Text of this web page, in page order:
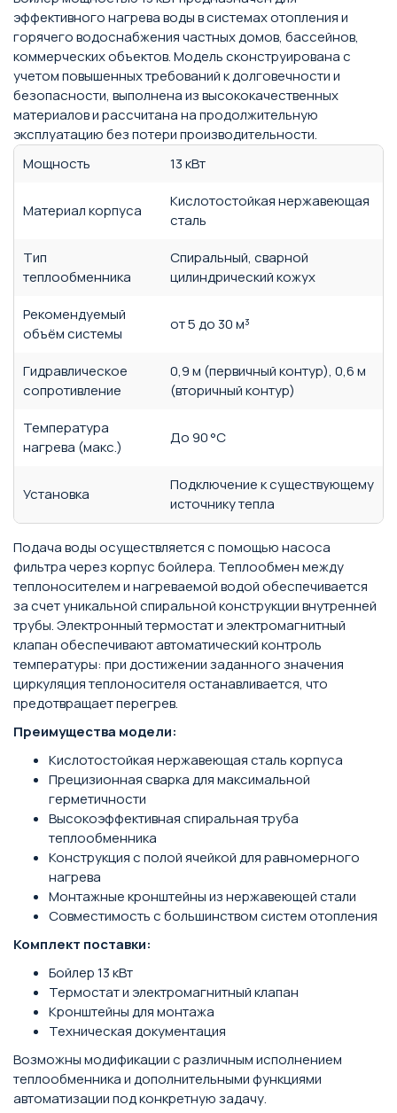
эффективного нагрева воды в системах отопления и
горячего водоснабжения частных домов, бассейнов,
коммерческих объектов. Модель сконструирована с
учетом повышенных требований к долговечности и
безопасности, выполнена из высококачественных
материалов и рассчитана на продолжительную
эксплуатацию без потери производительности.
Мощность
13 кВт
Материал корпуса
Кислотостойкая нержавеющая
сталь
Тип
теплообменника
Спиральный, сварной
цилиндрический кожух
Рекомендуемый
объём системы
от 5 до 30 м³
Гидравлическое
сопротивление
0,9 м (первичный контур), 0,6 м
(вторичный контур)
Температура
нагрева (макс.)
До 90 °C
Установка
Подключение к существующему
источнику тепла
Подача воды осуществляется с помощью насоса
фильтра через корпус бойлера. Теплообмен между
теплоносителем и нагреваемой водой обеспечивается
за счет уникальной спиральной конструкции внутренней
трубы. Электронный термостат и электромагнитный
клапан обеспечивают автоматический контроль
температуры: при достижении заданного значения
циркуляция теплоносителя останавливается, что
предотвращает перегрев.
Преимущества модели:
Кислотостойкая нержавеющая сталь корпуса
Прецизионная сварка для максимальной
герметичности
Высокоэффективная спиральная труба
теплообменника
Конструкция с полой ячейкой для равномерного
нагрева
Монтажные кронштейны из нержавеющей стали
Совместимость с большинством систем отопления
Комплект поставки:
Бойлер 13 кВт
Термостат и электромагнитный клапан
Кронштейны для монтажа
Техническая документация
Возможны модификации с различным исполнением
теплообменника и дополнительными функциями
автоматизации под конкретную задачу.